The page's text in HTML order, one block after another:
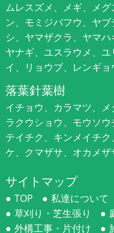
ムレスズメ、メギ、メ
ン、モミジバフウ、ヤ
シ、ヤマザクラ、ヤマ
ヤナギ、ユスラウメ、
イ、リョウブ、レンギョ
落葉針葉樹
イチョウ、カラマツ、メ
ラクウショウ、モウソ
テイチク、キンメイチ
ケ、クマザサ、オカメ
サイトマップ
TOP 私達について
草刈り・芝生張り
外構工事・片付け